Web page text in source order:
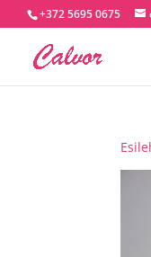
+372 5695 0675